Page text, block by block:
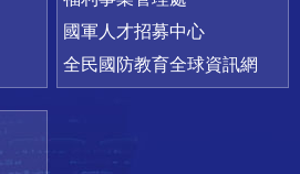
國軍人才招募中心
全民國防教育全球資訊網